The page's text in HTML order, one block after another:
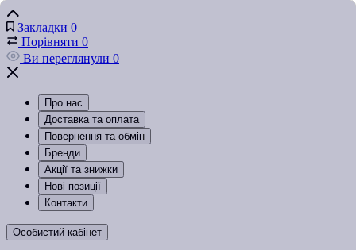
Закладки 0
Порівняти 0
Ви переглянули 0
Про нас
Доставка та оплата
Повернення та обмін
Бренди
Акції та знижки
Нові позиції
Контакти
Особистий кабінет